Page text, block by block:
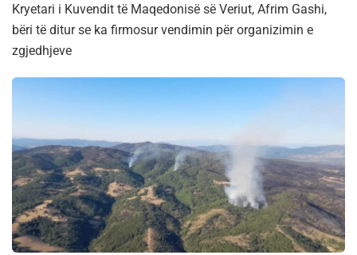
Kryetari i Kuvendit të Maqedonisë së Veriut, Afrim Gashi,
bëri të ditur se ka firmosur vendimin për organizimin e
zgjedhjeve